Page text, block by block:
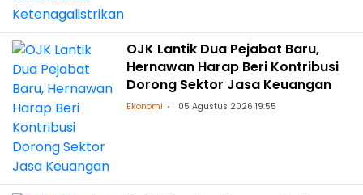
OJK Lantik Dua Pejabat Baru,
Hernawan Harap Beri Kontribusi
Dorong Sektor Jasa Keuangan
Ekonomi 05 Agustus 2026 19:55